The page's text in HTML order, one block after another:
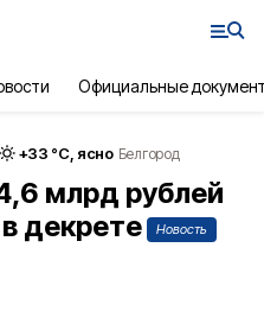
Официальные
+33 °С, ясно Белгород
млрд рублей
декрете
Новость